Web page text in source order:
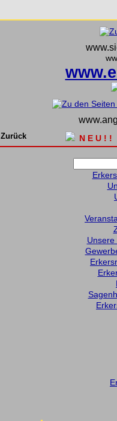
Zurück N E U ! !
Unsere